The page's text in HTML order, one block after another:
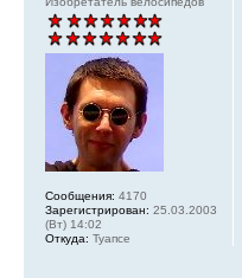
Сообщения: 4170
Зарегистрирован: 25.03.2003
(Вт) 14:02
Откуда: Туапсе